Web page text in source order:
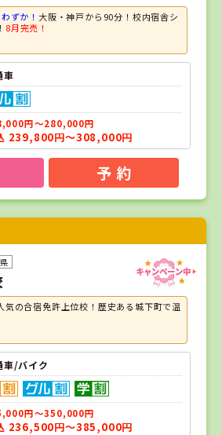
ずか！ 大阪・神戸から90分！校内宿舎シ
8月完売！
車
円～280,000円
239,800円～308,000円
予 約
気の合宿免許上位校！歴史ある城下町で温
車/バイク
円～350,000円
236,500円～385,000円